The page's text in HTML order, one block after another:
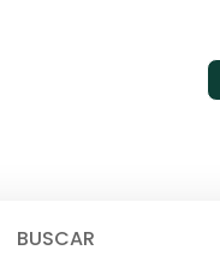
BUSCAR